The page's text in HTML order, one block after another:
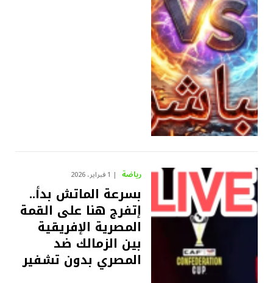
رياضة 1 فبراير، 2026
بسرعة الماتش بدأ..
إتفرج هنا على القمة
المصرية الإفريقية
بين الزمالك ضد
المصري بدون تشفير